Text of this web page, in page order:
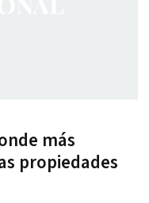
más
propiedades